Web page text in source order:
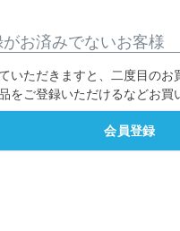
がお済みでないお客様
いただきますと、二度目のお
をご登録いただけるなどお買
会員登録